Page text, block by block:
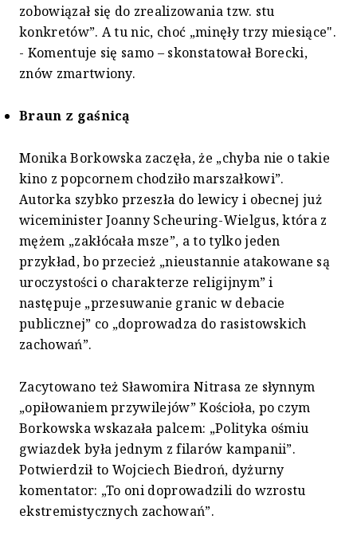
zobowiązał się do zrealizowania tzw. stu
konkretów”. A tu nic, choć „minęły trzy miesiące".
- Komentuje się samo – skonstatował Borecki,
znów zmartwiony.
Braun z gaśnicą
Monika Borkowska zaczęła, że „chyba nie o takie
kino z popcornem chodziło marszałkowi”.
Autorka szybko przeszła do lewicy i obecnej już
wiceminister Joanny Scheuring-Wielgus, która z
mężem „zakłócała msze”, a to tylko jeden
przykład, bo przecież „nieustannie atakowane są
uroczystości o charakterze religijnym” i
następuje „przesuwanie granic w debacie
publicznej” co „doprowadza do rasistowskich
zachowań”.
Zacytowano też Sławomira Nitrasa ze słynnym
„opiłowaniem przywilejów” Kościoła, po czym
Borkowska wskazała palcem: „Polityka ośmiu
gwiazdek była jednym z filarów kampanii”.
Potwierdził to Wojciech Biedroń, dyżurny
komentator: „To oni doprowadzili do wzrostu
ekstremistycznych zachowań”.